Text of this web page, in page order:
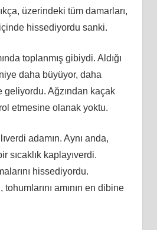
üzerindeki tüm damarları,
içinde hissediyordu sanki.
toplanmış gibiydi. Aldığı
daha büyüyor, daha
geliyordu. Ağzından kaçak
etmesine olanak yoktu.
adamın. Aynı anda,
sıcaklık kaplayıverdi.
hissediyordu.
tohumlarını amının en dibine